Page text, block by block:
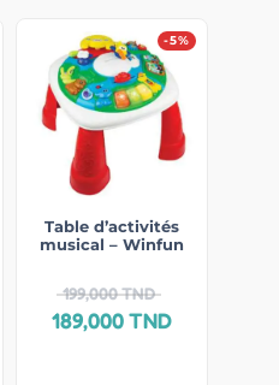
-5%
Table d’activités
musical – Winfun
199,000TND
189,000TND